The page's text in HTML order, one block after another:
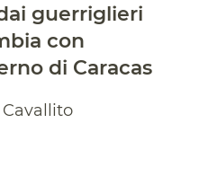
guerriglieri
con
di Caracas